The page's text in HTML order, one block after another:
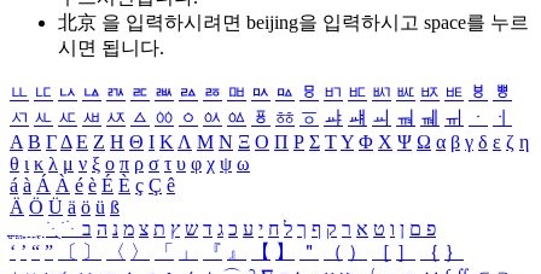
北京 을 입력하시려면 beijing을 입력하시고 space를 누르
시면 됩니다.
ㅥ ㅦ ㅧ ㅨ ㅩ ㅪ ㅫ ㅬ ㅭ ㅮ ㅯ ㅰ ㅱ ㅲ ㅳ ㅴ ㅵ ㅶ ㅷ ㅸ
ㅹ
ㅺ ㅻ ㅼ ㅽ ㅾ ㅿ ㆀ ㆁ ㆂ ㆃ ㆄ ㆅ ㆆ ㆇ ㆈ ㆉ ㆊ ㆋ ㆌ ㆍ
ㆎ
Α Β ΓΔ Ε Ζ Η Θ Ι ΚΛ Μ Ν Ξ Ο Π Ρ Σ ΤΥ Φ Χ Ψ Ω α β γ δ ε ζ η
θ ι κ λ μ ν ξ ο π ρ σ τ υ φ χ ψ ω
á à Á À é è É È ç Ç ê
Ä Ö Ü ä ö ü ß
ִֶֹ ֻּ ׁׂ פ ם ן ו ט א ר ק ף ך ל ח י ע כ ג ד ש ץ ת צ מ נ ה ב
‘ ’ “ ” 〔 〕 〈 〉 「 」 『 』 【 】 ＂ （ ） ［ ］ ｛ ｝